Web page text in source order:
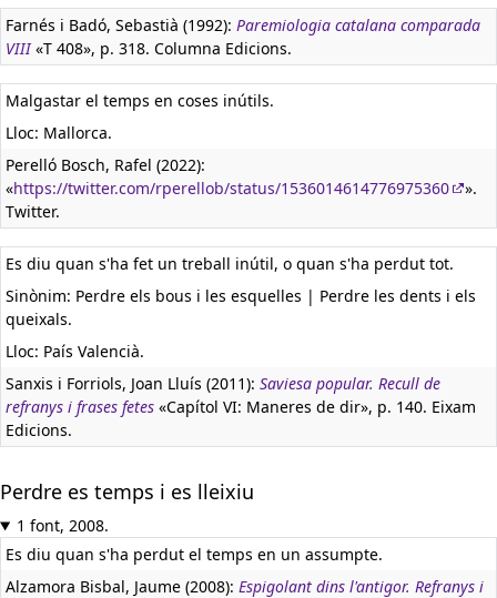
Farnés i Badó, Sebastià (1992): Paremiologia catalana comparada
VIII«T 408», p. 318. Columna Edicions.
Malgastar el temps en coses inútils.
Lloc: Mallorca.
Perelló Bosch, Rafel (2022):
«https://twitter.com/rperellob/status/1536014614776975360
».
Twitter.
Es diu quan s'ha fet un treball inútil, o quan s'ha perdut tot.
Sinònim: Perdre els bous i les esquelles | Perdre les dents i els
queixals.
Lloc: País Valencià.
Sanxis i Forriols, Joan Lluís (2011): Saviesa popular. Recull de
refranys i frases fetes «Capítol VI: Maneres de dir», p. 140. Eixam
Edicions.
Perdre es temps i es lleixiu
1 font, 2008.
Es diu quan s'ha perdut el temps en un assumpte.
Alzamora Bisbal, Jaume (2008): Espigolant dins l'antigor. Refranys i